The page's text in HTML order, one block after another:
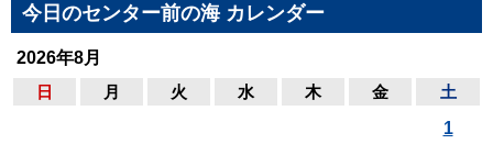
今日のセンター前の海 カレンダー
2026年8月
日
月 火 水 木 金 土
1